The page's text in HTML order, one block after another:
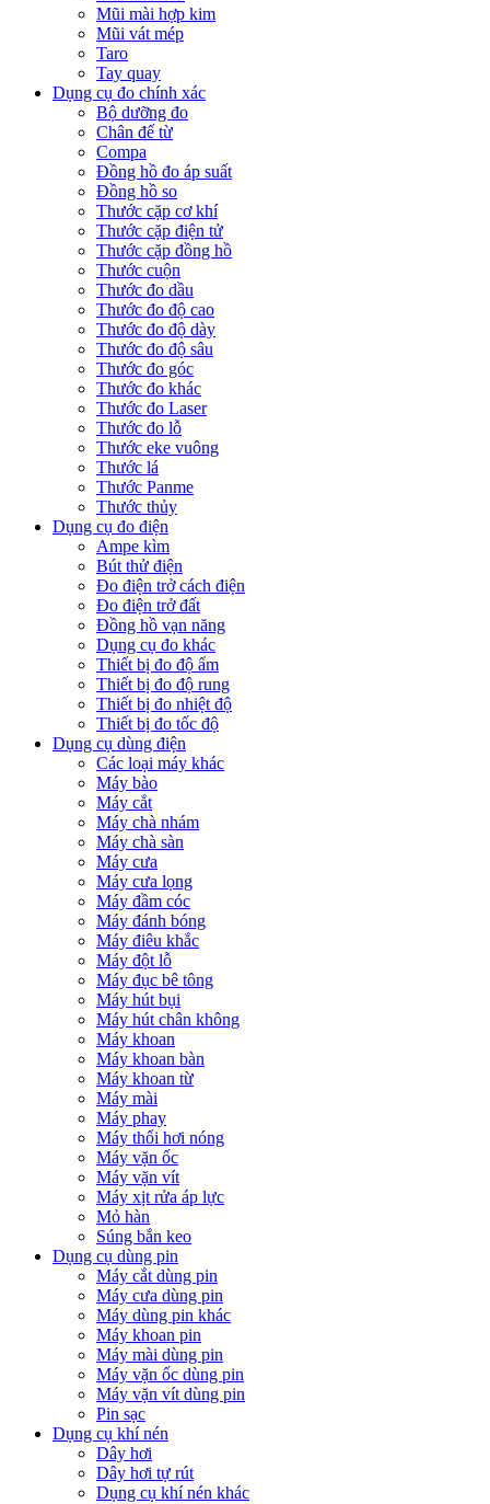
Mũi mài hợp kim
Mũi vát mép
Taro
Tay quay
Dụng cụ đo chính xác
Bộ dưỡng đo
Chân đế từ
Compa
Đồng hồ đo áp suất
Đồng hồ so
Thước cặp cơ khí
Thước cặp điện tử
Thước cặp đồng hồ
Thước cuộn
Thước đo dầu
Thước đo độ cao
Thước đo độ dày
Thước đo độ sâu
Thước đo góc
Thước đo khác
Thước đo Laser
Thước đo lỗ
Thước eke vuông
Thước lá
Thước Panme
Thước thủy
Dụng cụ đo điện
Ampe kìm
Bút thử điện
Đo điện trở cách điện
Đo điện trở đất
Đồng hồ vạn năng
Dụng cụ đo khác
Thiết bị đo độ ẩm
Thiết bị đo độ rung
Thiết bị đo nhiệt độ
Thiết bị đo tốc độ
Dụng cụ dùng điện
Các loại máy khác
Máy bào
Máy cắt
Máy chà nhám
Máy chà sàn
Máy cưa
Máy cưa lọng
Máy đầm cóc
Máy đánh bóng
Máy điêu khắc
Máy đột lỗ
Máy đục bê tông
Máy hút bụi
Máy hút chân không
Máy khoan
Máy khoan bàn
Máy khoan từ
Máy mài
Máy phay
Máy thổi hơi nóng
Máy vặn ốc
Máy vặn vít
Máy xịt rửa áp lực
Mỏ hàn
Súng bắn keo
Dụng cụ dùng pin
Máy cắt dùng pin
Máy cưa dùng pin
Máy dùng pin khác
Máy khoan pin
Máy mài dùng pin
Máy vặn ốc dùng pin
Máy vặn vít dùng pin
Pin sạc
Dụng cụ khí nén
Dây hơi
Dây hơi tự rút
Dụng cụ khí nén khác